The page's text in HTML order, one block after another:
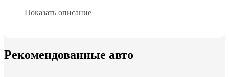
Показать описание
Рекомендованные авто